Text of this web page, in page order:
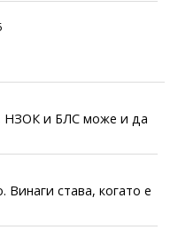
НЗОК и БЛС може и да
става, когато е